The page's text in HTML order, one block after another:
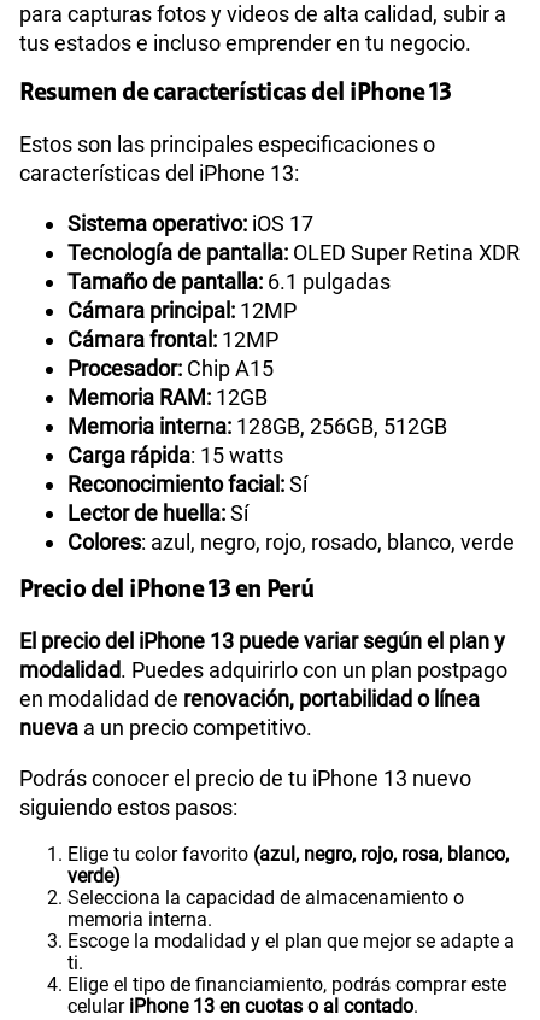
para capturas fotos y videos de alta calidad, subir a
tus estados e incluso emprender en tu negocio.
Resumen de características del iPhone 13
Estos son las principales especificaciones o
características del iPhone 13:
Sistema operativo: iOS 17
Tecnología de pantalla: OLED Super Retina XDR
Tamaño de pantalla: 6.1 pulgadas
Cámara principal: 12MP
Cámara frontal: 12MP
Procesador: Chip A15
Memoria RAM: 12GB
Memoria interna: 128GB, 256GB, 512GB
Carga rápida: 15 watts
Reconocimiento facial:Sí
Lector de huella:Sí
Colores: azul, negro, rojo, rosado, blanco, verde
Precio del iPhone 13 en Perú
El precio del iPhone 13 puede variar según el plan y
modalidad. Puedes adquirirlo con un plan postpago
en modalidad de renovación, portabilidad o línea
nueva a un precio competitivo.
Podrás conocer el precio de tu iPhone 13 nuevo
siguiendo estos pasos:
Elige tu color favorito (azul, negro, rojo, rosa, blanco,
verde)
Selecciona la capacidad de almacenamiento o
memoria interna.
Escoge la modalidad y el plan que mejor se adapte a
ti.
Elige el tipo de financiamiento, podrás comprar este
celular iPhone 13 en cuotas o al contado.